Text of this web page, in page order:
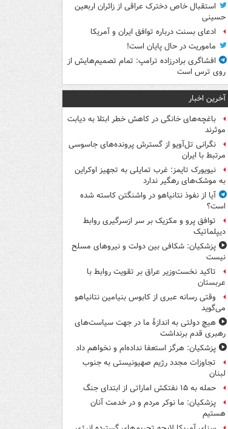
استقبال خاص دخترک عراقی از زائران اربعین
حسینی
ادعای بسنت درباره توافق ایران و آمریکا
ماموریت در حال پایان است!
افشاگری برادرزاده ترامپ: تمام تصمیم‌هایش از
روی ترس است
آخرین اخبار
باغچه‌های خانگی در کاهش خطر ابتلا به دیابت
موثرند
نگرانی تل‌آویو از گسترش پرونده‌های جاسوسی
مرتبط با ایران
نیویورک تایمز: غرب تمایلی به تجهیز اوکراین
به موشک‌های رهگیر ندارد
آیا از نفوذ نتانیاهو در واشنگتن کاسته شده
است؟
توافق پرو و مکزیک بر سر ازسرگیری روابط
دیپلماتیک
پزشکیان: شکافی بین دولت و نیروهای مسلح
نیست
تاکید نخست‌وزیر عراق بر تقویت روابط با
عربستان
وقتی رسانه عبری از کابوس بنیامین نتانیاهو
می‌گوید
هیچ دولتی به اندازۀ ما در جهت سیاست‌های
رهبری قدم برنداشت
پزشکیان: هرگز استعفا نداده‌ام و نخواهم داد
تجاوزات مجدد رژیم صهیونیستی به جنوب
لبنان
حمله به ۱۵ نفتکش‌ اماراتی از ابتدای جنگ
پزشکیان: ما نوکر مردم و در خدمت آنان
هستیم